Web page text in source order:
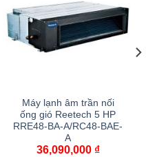
Máy lạnh âm trần nối
ống gió Reetech 5 HP
RRE48-BA-A/RC48-BAE-
A
36,090,000 ₫